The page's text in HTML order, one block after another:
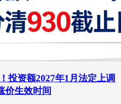
投资额2027年1月法定上调
价生效时间